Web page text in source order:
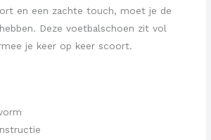
en een zachte touch, moet je de
Deze voetbalschoen zit vol
je keer op keer scoort.